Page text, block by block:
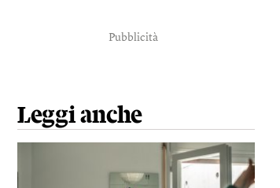
Pubblicità
Leggi anche